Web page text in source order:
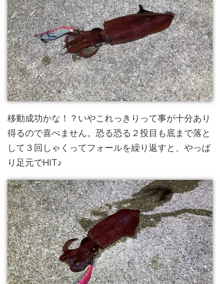
移動成功かな！？いやこれっきりって事が十分あり
得るので喜べません。恐る恐る２投目も底まで落と
して３回しゃくってフォールを繰り返すと、やっぱ
り足元でHIT♪